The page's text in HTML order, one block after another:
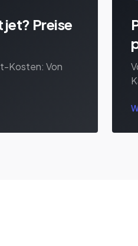
Preise
Kosten: Von